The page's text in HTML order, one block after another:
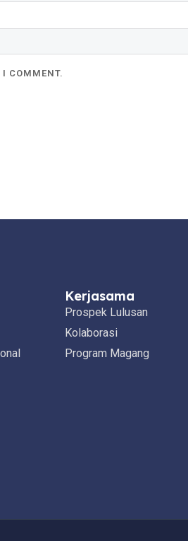
COMMENT.
Kerjasama
Prospek Lulusan
Kolaborasi
Program Magang